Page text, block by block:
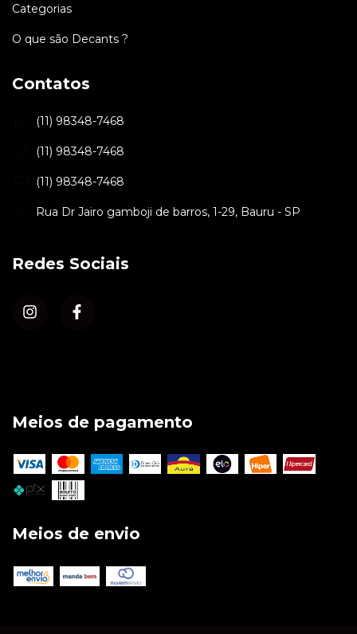
Categorias
O que são Decants ?
Contatos
(11) 98348-7468
(11) 98348-7468
(11) 98348-7468
Rua Dr Jairo gamboji de barros, 1-29, Bauru - SP
Redes Sociais
Meios de pagamento
Meios de envio